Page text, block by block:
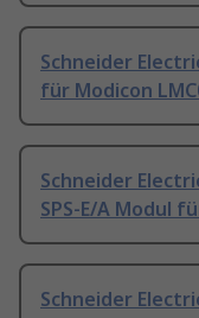
Schneider
für Modicon
Schneider
SPS-E/A Modul
Schneider